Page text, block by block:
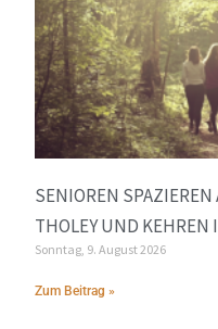
SENIOREN
THOLEY UND KEHREN
Sonntag, 9. August 2026
Zum Beitrag »